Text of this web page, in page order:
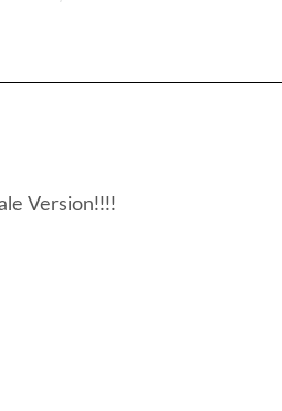
Version!!!!